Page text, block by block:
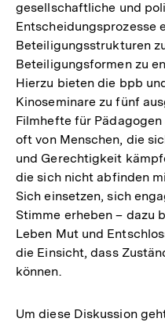
gesellschaftliche und
Entscheidungsprozesse
Beteiligungsstrukturen
Beteiligungsformen zu
Hierzu bieten die bpb
Kinoseminare zu fünf
Filmhefte für
oft von Menschen, die
und Gerechtigkeit
die sich nicht abfinden
Sich einsetzen, sich
Stimme erheben – dazu
Leben Mut und
die Einsicht, dass
können.
Um diese Diskussion